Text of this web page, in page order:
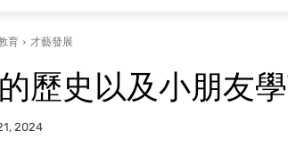
育 才藝發展
歷史以及小朋友
2024